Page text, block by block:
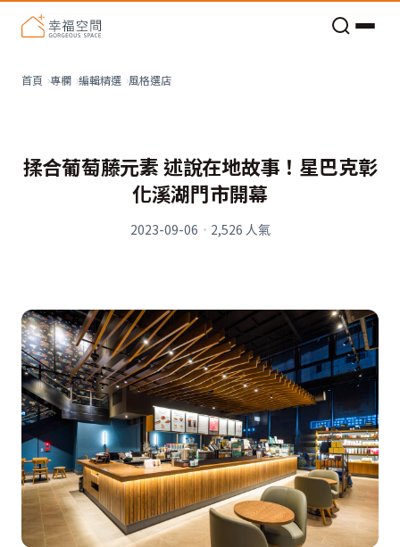
首頁 專欄 編輯精選 風格選店
揉合葡萄藤元素 述說在地故事！星巴克彰
化溪湖門市開幕
2023-09-06 · 2,526 人氣